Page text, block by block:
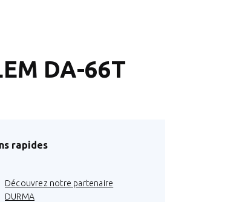
DA-66T
rapides
Découvrez notre partenaire
DURMA